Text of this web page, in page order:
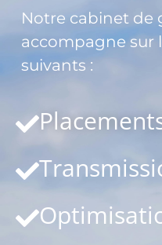
Notre cabinet de
accompagne sur
suivants :